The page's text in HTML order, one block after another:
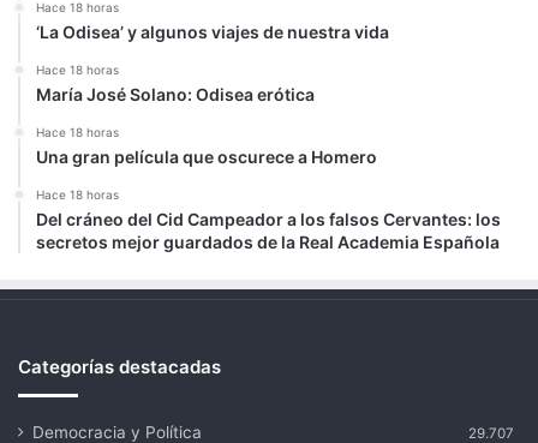
Hace 18 horas
‘La Odisea’ y algunos viajes de nuestra vida
Hace 18 horas
María José Solano: Odisea erótica
Hace 18 horas
Una gran película que oscurece a Homero
Hace 18 horas
Del cráneo del Cid Campeador a los falsos Cervantes: los
secretos mejor guardados de la Real Academia Española
Categorías destacadas
Democracia y Política 29.707